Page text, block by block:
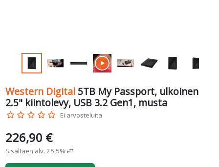
Western Digital 5TB My Passport, ulkoinen
2.5" kiintolevy, USB 3.2 Gen1, musta
star_border star_border star_border star_border star_border Ei arvosteluita
226,90 €
Sisältäen alv. 25,5%swap_horiz